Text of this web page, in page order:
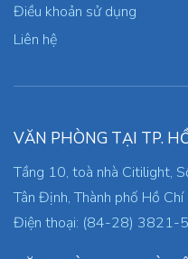
Điều khoản sử dụng
Liên hệ
VĂN PHÒNG TẠI TP.
Tầng 10, toà nhà Citilight,
Tân Định, Thành phố Hồ
Điện thoại: (84-28) 3821-